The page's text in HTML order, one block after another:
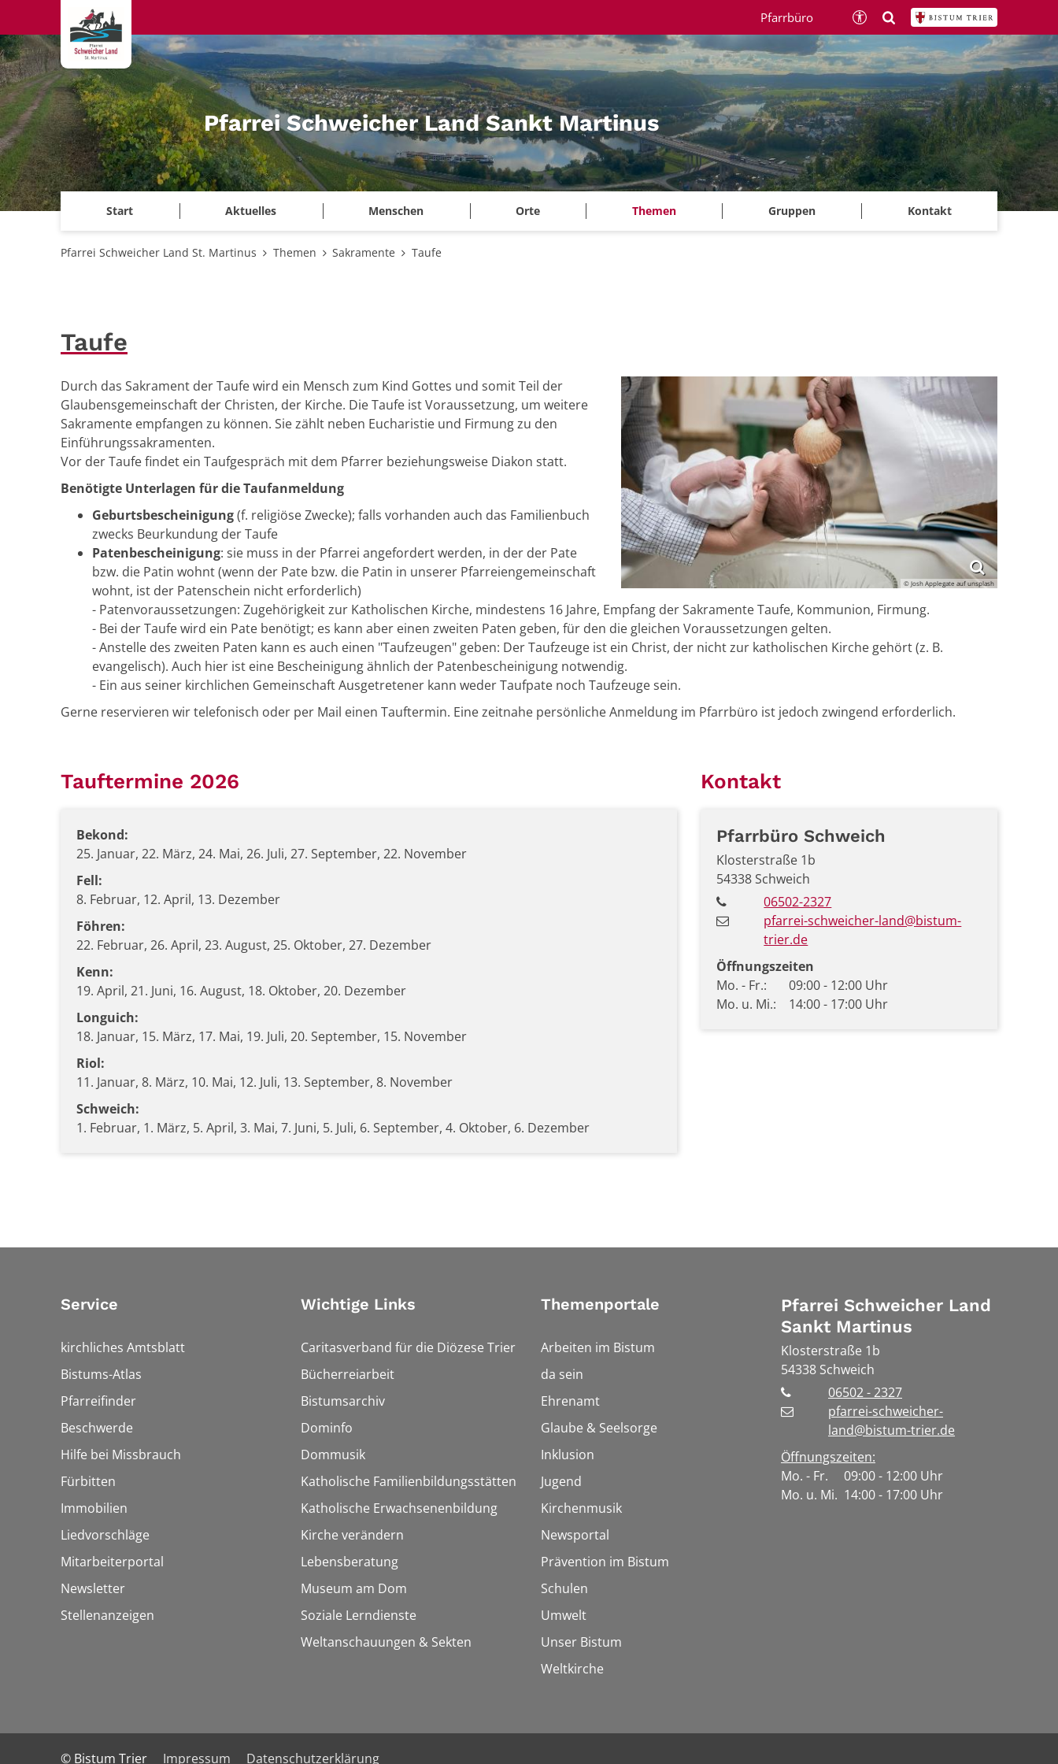
Zum Inhalt springen
Pfarrei Schweicher Land Sankt Martinus
Start Aktuelles Menschen Orte Themen Gruppen Kontakt
Pfarrbüro
Pfarrei Schweicher Land St. Martinus Themen Sakramente Taufe
Taufe
© Josh Applegate auf unsplash
Durch das Sakrament der Taufe wird ein Mensch zum Kind Gottes und somit Teil der
Glaubensgemeinschaft der Christen, der Kirche. Die Taufe ist Voraussetzung, um weitere
Sakramente empfangen zu können. Sie zählt neben Eucharistie und Firmung zu den
Einführungssakramenten.
Vor der Taufe findet ein Taufgespräch mit dem Pfarrer beziehungsweise Diakon statt.
Benötigte Unterlagen für die Taufanmeldung
Geburtsbescheinigung(f. religiöse Zwecke); falls vorhanden auch das Familienbuch
zwecks Beurkundung der Taufe
Patenbescheinigung: sie muss in der Pfarrei angefordert werden, in der der Pate
bzw. die Patin wohnt (wenn der Pate bzw. die Patin in unserer Pfarreiengemeinschaft
wohnt, ist der Patenschein nicht erforderlich)
- Patenvoraussetzungen: Zugehörigkeit zur Katholischen Kirche, mindestens 16 Jahre, Empfang der Sakramente Taufe, Kommunion, Firmung.
- Bei der Taufe wird ein Pate benötigt; es kann aber einen zweiten Paten geben, für den die gleichen Voraussetzungen gelten.
- Anstelle des zweiten Paten kann es auch einen "Taufzeugen" geben: Der Taufzeuge ist ein Christ, der nicht zur katholischen Kirche gehört (z. B.
evangelisch). Auch hier ist eine Bescheinigung ähnlich der Patenbescheinigung notwendig.
- Ein aus seiner kirchlichen Gemeinschaft Ausgetretener kann weder Taufpate noch Taufzeuge sein.
Gerne reservieren wir telefonisch oder per Mail einen Tauftermin. Eine zeitnahe persönliche Anmeldung im Pfarrbüro ist jedoch zwingend erforderlich.
Tauftermine 2026
Bekond:
25. Januar, 22. März, 24. Mai, 26. Juli, 27. September, 22. November
Fell:
8. Februar, 12. April, 13. Dezember
Föhren:
22. Februar, 26. April, 23. August, 25. Oktober, 27. Dezember
Kenn:
19. April, 21. Juni, 16. August, 18. Oktober, 20. Dezember
Longuich:
18. Januar, 15. März, 17. Mai, 19. Juli, 20. September, 15. November
Riol:
11. Januar, 8. März, 10. Mai, 12. Juli, 13. September, 8. November
Schweich:
1. Februar, 1. März, 5. April, 3. Mai, 7. Juni, 5. Juli, 6. September, 4. Oktober, 6. Dezember
Kontakt
Pfarrbüro Schweich
Klosterstraße 1b
54338Schweich
06502-2327
pfarrei-schweicher-land@bistum-
trier.de
Öffnungszeiten
Mo. - Fr.: 09:00 - 12:00 Uhr
Mo. u. Mi.: 14:00 - 17:00 Uhr
Service
kirchliches Amtsblatt
Bistums-Atlas
Pfarreifinder
Beschwerde
Hilfe bei Missbrauch
Fürbitten
Immobilien
Liedvorschläge
Mitarbeiterportal
Newsletter
Stellenanzeigen
Wichtige Links
Caritasverband für die Diözese Trier
Bücherreiarbeit
Bistumsarchiv
Dominfo
Dommusik
Katholische Familienbildungsstätten
Katholische Erwachsenenbildung
Kirche verändern
Lebensberatung
Museum am Dom
Soziale Lerndienste
Weltanschauungen & Sekten
Themenportale
Arbeiten im Bistum
da sein
Ehrenamt
Glaube & Seelsorge
Inklusion
Jugend
Kirchenmusik
Newsportal
Prävention im Bistum
Schulen
Umwelt
Unser Bistum
Weltkirche
Pfarrei Schweicher Land
Sankt Martinus
Klosterstraße 1b
54338 Schweich
06502 - 2327
pfarrei-schweicher-
land@bistum-trier.de
Öffnungszeiten:
Mo. - Fr. 09:00 - 12:00 Uhr
Mo. u. Mi. 14:00 - 17:00 Uhr
© Bistum Trier Impressum Datenschutzerklärung